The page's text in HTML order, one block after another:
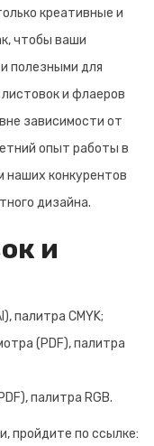
креативные и
чтобы ваши
полезными для
и флаеров
зависимости от
опыт работы в
наших конкурентов
дизайна.
и
палитра CMYK;
(PDF), палитра
палитра RGB.
пройдите по ссылке: